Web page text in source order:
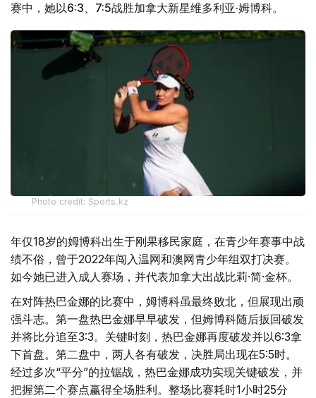
赛中，她以6:3、7:5战胜加拿大新星维多利亚·姆博科。
Photo credit: Sports.kz
年仅18岁的姆博科出生于刚果移民家庭，在青少年赛事中战
绩不俗，曾于2022年闯入温网和澳网青少年组双打决赛。
如今她已进入成人赛场，并代表加拿大出战比莉·简·金杯。
在对阵热巴金娜的比赛中，姆博科虽最终败北，但展现出顽
强斗志。第一盘热巴金娜早早破发，但姆博科随后扳回破发
并将比分追至3:3。关键时刻，热巴金娜再度破发并以6:3拿
下首盘。第二盘中，两人各有破发，决胜局出现在5:5时。
经过多次“平分”的拉锯战，热巴金娜成功实现关键破发，并
把握第二个赛点赢得全场胜利。整场比赛耗时1小时25分